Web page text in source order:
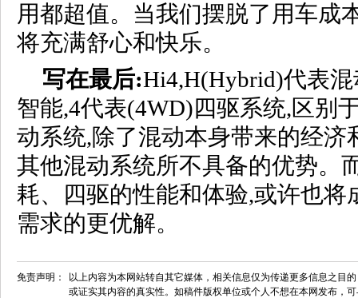
用都超值。当我们摆脱了用车成
将充满舒心和快乐。
写在最后:Hi4,H(Hybrid)代表
智能,4代表(4WD)四驱系统,区别
动系统,除了混动本身带来的经济
其他混动系统所不具备的优势。
耗、四驱的性能和体验,或许也将
需求的更优解。
免责声明：
以上内容为本网站转自其它媒体，相关信息仅为传递更多信息之目
或证实其内容的真实性。如稿件版权单位或个人不想在本网发布，